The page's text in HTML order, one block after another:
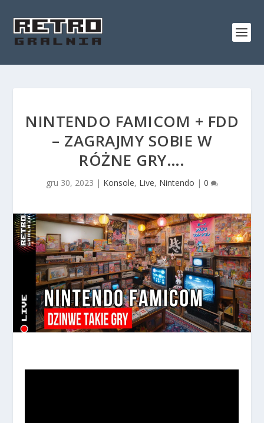
NINTENDO FAMICOM + FDD
– ZAGRAJMY SOBIE W
RÓŻNE GRY….
gru 30, 2023 | Konsole, Live, Nintendo | 0